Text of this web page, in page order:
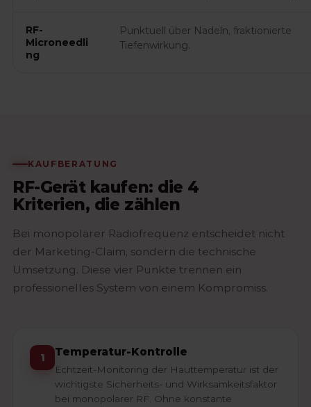
RF-
Microneedli
ng
Punktuell über Nadeln, fraktionierte
Tiefenwirkung.
KAUFBERATUNG
RF-Gerät kaufen: die 4
Kriterien, die zählen
Bei monopolarer Radiofrequenz entscheidet nicht
der Marketing-Claim, sondern die technische
Umsetzung. Diese vier Punkte trennen ein
professionelles System von einem Kompromiss.
1 Temperatur-Kontrolle
Echtzeit-Monitoring der Hauttemperatur ist der
wichtigste Sicherheits- und Wirksamkeitsfaktor
bei monopolarer RF. Ohne konstante